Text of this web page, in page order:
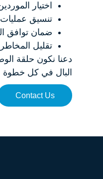
اختيار
تنسيق
ضمان توافق
تقليل
دعنا نكون حلقة
البال في كل خطوة
Contact Us